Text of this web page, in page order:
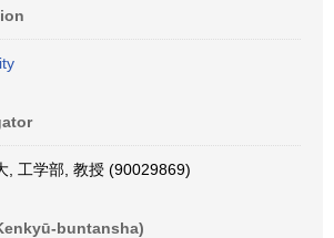
, 工学部, 教授 (90029869)
buntansha)